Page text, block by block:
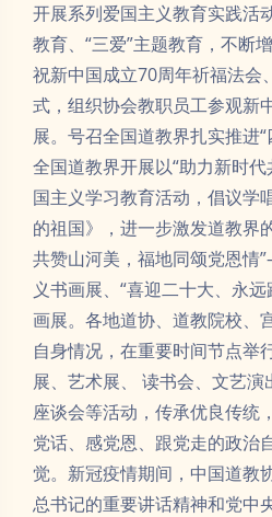
开展系列爱国主义教育实践活
教育、“三爱”主题教育，不断
祝新中国成立70周年祈福法会
式，组织协会教职员工参观新
展。号召全国道教界扎实推进
全国道教界开展以“助力新时
国主义学习教育活动，倡议学
的祖国》，进一步激发道教界
共赞山河美，福地同颂党恩
义书画展、“喜迎二十大、永
画展。各地道协、道教院校、
自身情况，在重要时间节点举
展、艺术展、 读书会、文艺
座谈会等活动，传承优良传统
党话、感党恩、跟党走的政治
觉。新冠疫情期间，中国道教
总书记的重要讲话精神和党中